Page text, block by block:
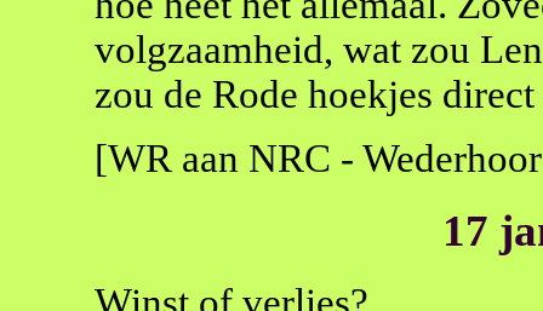
volgzaamheid, wat zou
zou de Rode hoekjes
[WR aan NRC -
17